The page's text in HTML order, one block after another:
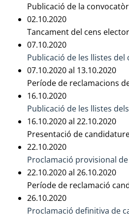
Publicació de la
02.10.2020
Tancament del cens
07.10.2020
Publicació de les llistes del
07.10.2020 al 13.10.2020
Període de reclamacions
16.10.2020
Publicació de les llistes
16.10.2020 al 22.10.2020
Presentació de
22.10.2020
Proclamació provisional
22.10.2020 al 26.10.2020
Període de reclamació
26.10.2020
Proclamació definitiva de